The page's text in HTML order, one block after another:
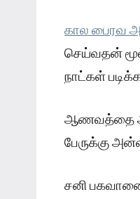
கால பைரவ
செய்வதன்
நாட்கள்
ஆணவத்தை
பேருக்கு
சனி